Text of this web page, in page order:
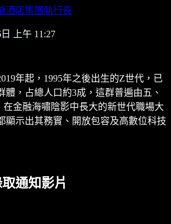
酒店集團執行長
上午 11:27
年起，1995年之後出生的Z世代，已
體，占總人口約3成，這群普遍由五、
金融海嘯陰影中長大的新世代職場大
顯示出其務實、開放包容及高數位科技
通知影片